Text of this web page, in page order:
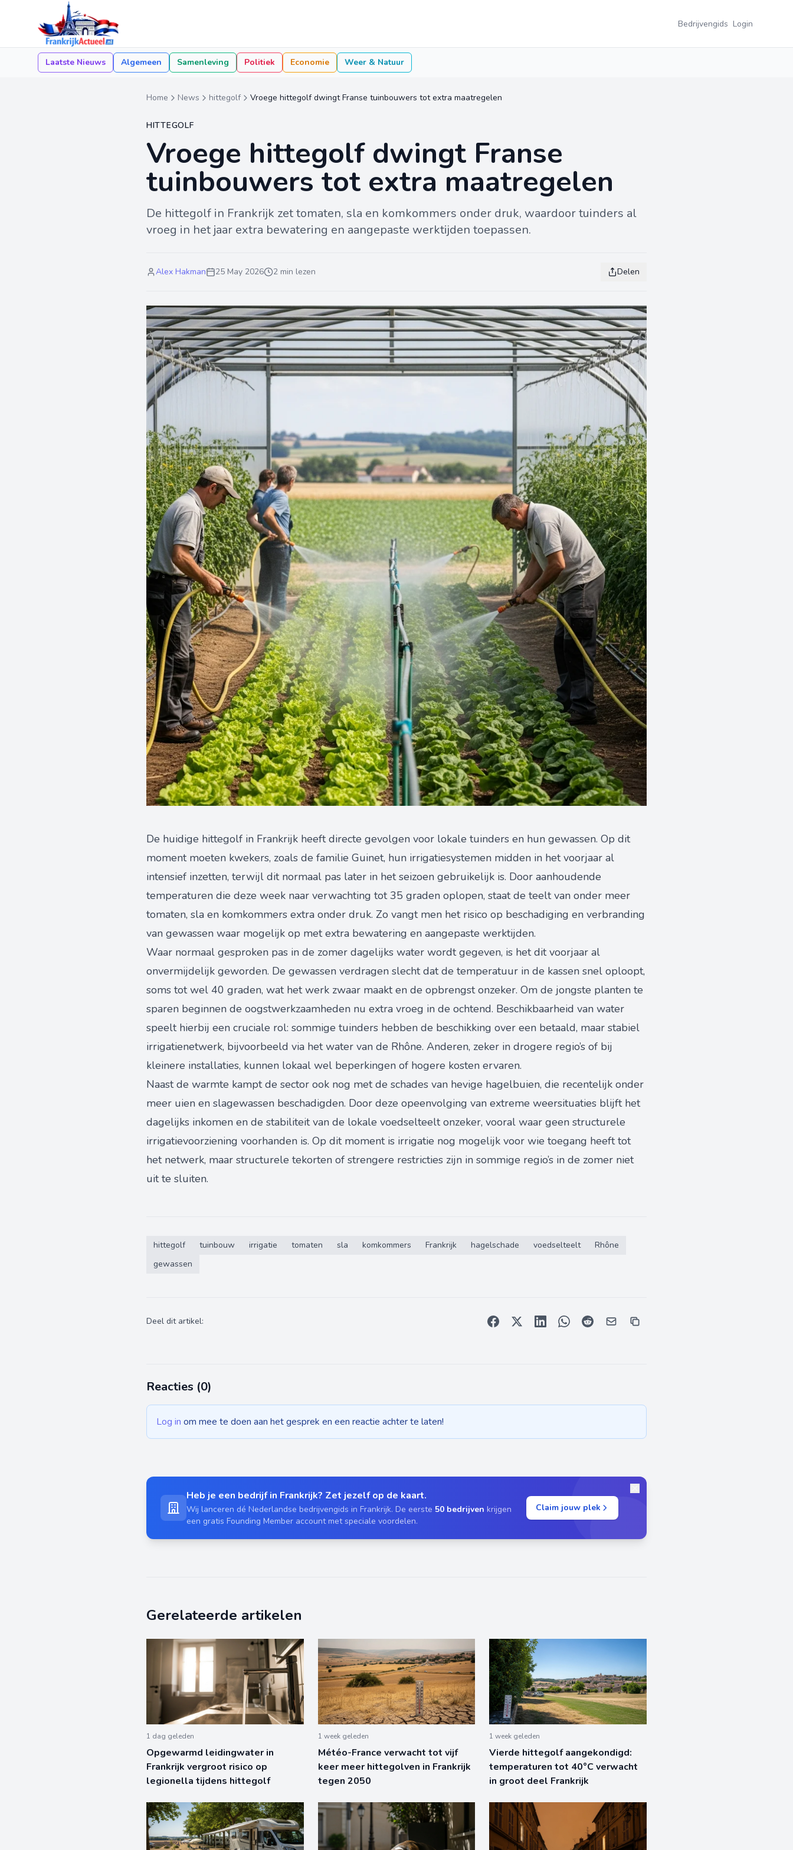
Bedrijvengids Login
Laatste Nieuws Algemeen Samenleving Politiek Economie Weer & Natuur
Home News hittegolf Vroege hittegolf dwingt Franse tuinbouwers tot extra maatregelen
HITTEGOLF
Vroege hittegolf dwingt Franse
tuinbouwers tot extra maatregelen
De hittegolf in Frankrijk zet tomaten, sla en komkommers onder druk, waardoor tuinders al
vroeg in het jaar extra bewatering en aangepaste werktijden toepassen.
Alex Hakman 25 May 2026 2 min lezen Delen
De huidige hittegolf in Frankrijk heeft directe gevolgen voor lokale tuinders en hun gewassen. Op dit
moment moeten kwekers, zoals de familie Guinet, hun irrigatiesystemen midden in het voorjaar al
intensief inzetten, terwijl dit normaal pas later in het seizoen gebruikelijk is. Door aanhoudende
temperaturen die deze week naar verwachting tot 35 graden oplopen, staat de teelt van onder meer
tomaten, sla en komkommers extra onder druk. Zo vangt men het risico op beschadiging en verbranding
van gewassen waar mogelijk op met extra bewatering en aangepaste werktijden.
Waar normaal gesproken pas in de zomer dagelijks water wordt gegeven, is het dit voorjaar al
onvermijdelijk geworden. De gewassen verdragen slecht dat de temperatuur in de kassen snel oploopt,
soms tot wel 40 graden, wat het werk zwaar maakt en de opbrengst onzeker. Om de jongste planten te
sparen beginnen de oogstwerkzaamheden nu extra vroeg in de ochtend. Beschikbaarheid van water
speelt hierbij een cruciale rol: sommige tuinders hebben de beschikking over een betaald, maar stabiel
irrigatienetwerk, bijvoorbeeld via het water van de Rhône. Anderen, zeker in drogere regio’s of bij
kleinere installaties, kunnen lokaal wel beperkingen of hogere kosten ervaren.
Naast de warmte kampt de sector ook nog met de schades van hevige hagelbuien, die recentelijk onder
meer uien en slagewassen beschadigden. Door deze opeenvolging van extreme weersituaties blijft het
dagelijks inkomen en de stabiliteit van de lokale voedselteelt onzeker, vooral waar geen structurele
irrigatievoorziening voorhanden is. Op dit moment is irrigatie nog mogelijk voor wie toegang heeft tot
het netwerk, maar structurele tekorten of strengere restricties zijn in sommige regio’s in de zomer niet
uit te sluiten.
hittegolf tuinbouw irrigatie tomaten sla komkommers Frankrijk hagelschade voedselteelt
Rhône
gewassen
Deel dit artikel:
Reacties (0)
Log in om mee te doen aan het gesprek en een reactie achter te laten!
Heb je een bedrijf in Frankrijk? Zet jezelf op de kaart.
Wij lanceren dé Nederlandse bedrijvengids in Frankrijk. De eerste 50 bedrijven krijgen
een gratis Founding Member account met speciale voordelen.
Claim jouw plek
Gerelateerde artikelen
1 dag geleden
Opgewarmd leidingwater in
Frankrijk vergroot risico op
legionella tijdens hittegolf
1 week geleden
Météo-France verwacht tot vijf
keer meer hittegolven in Frankrijk
tegen 2050
1 week geleden
Vierde hittegolf aangekondigd:
temperaturen tot 40°C verwacht
in groot deel Frankrijk